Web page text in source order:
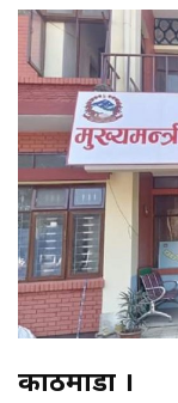
काठमाडौँ ।